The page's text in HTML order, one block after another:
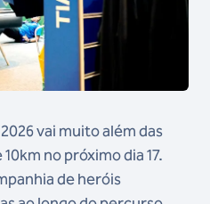
vai muito além das
no próximo dia 17.
de heróis